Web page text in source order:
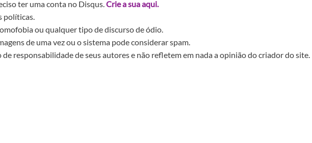
ter uma conta no Disqus.Crie a sua aqui.
políticas.
ou qualquer tipo de discurso de ódio.
de uma vez ou o sistema pode considerar spam.
responsabilidade de seus autores e não refletem em nada a opinião do criador do site.